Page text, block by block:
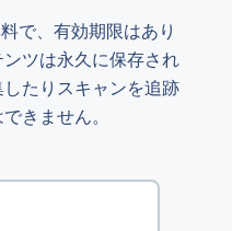
で、有効期限はあり
ツは永久に保存され
たりスキャンを追跡
きません。